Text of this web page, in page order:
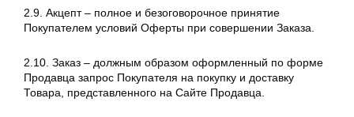
2.9. Акцепт – полное и безоговорочное принятие
Покупателем условий Оферты при совершении Заказа.
2.10. Заказ – должным образом оформленный по форме
Продавца запрос Покупателя на покупку и доставку
Товара, представленного на Сайте Продавца.